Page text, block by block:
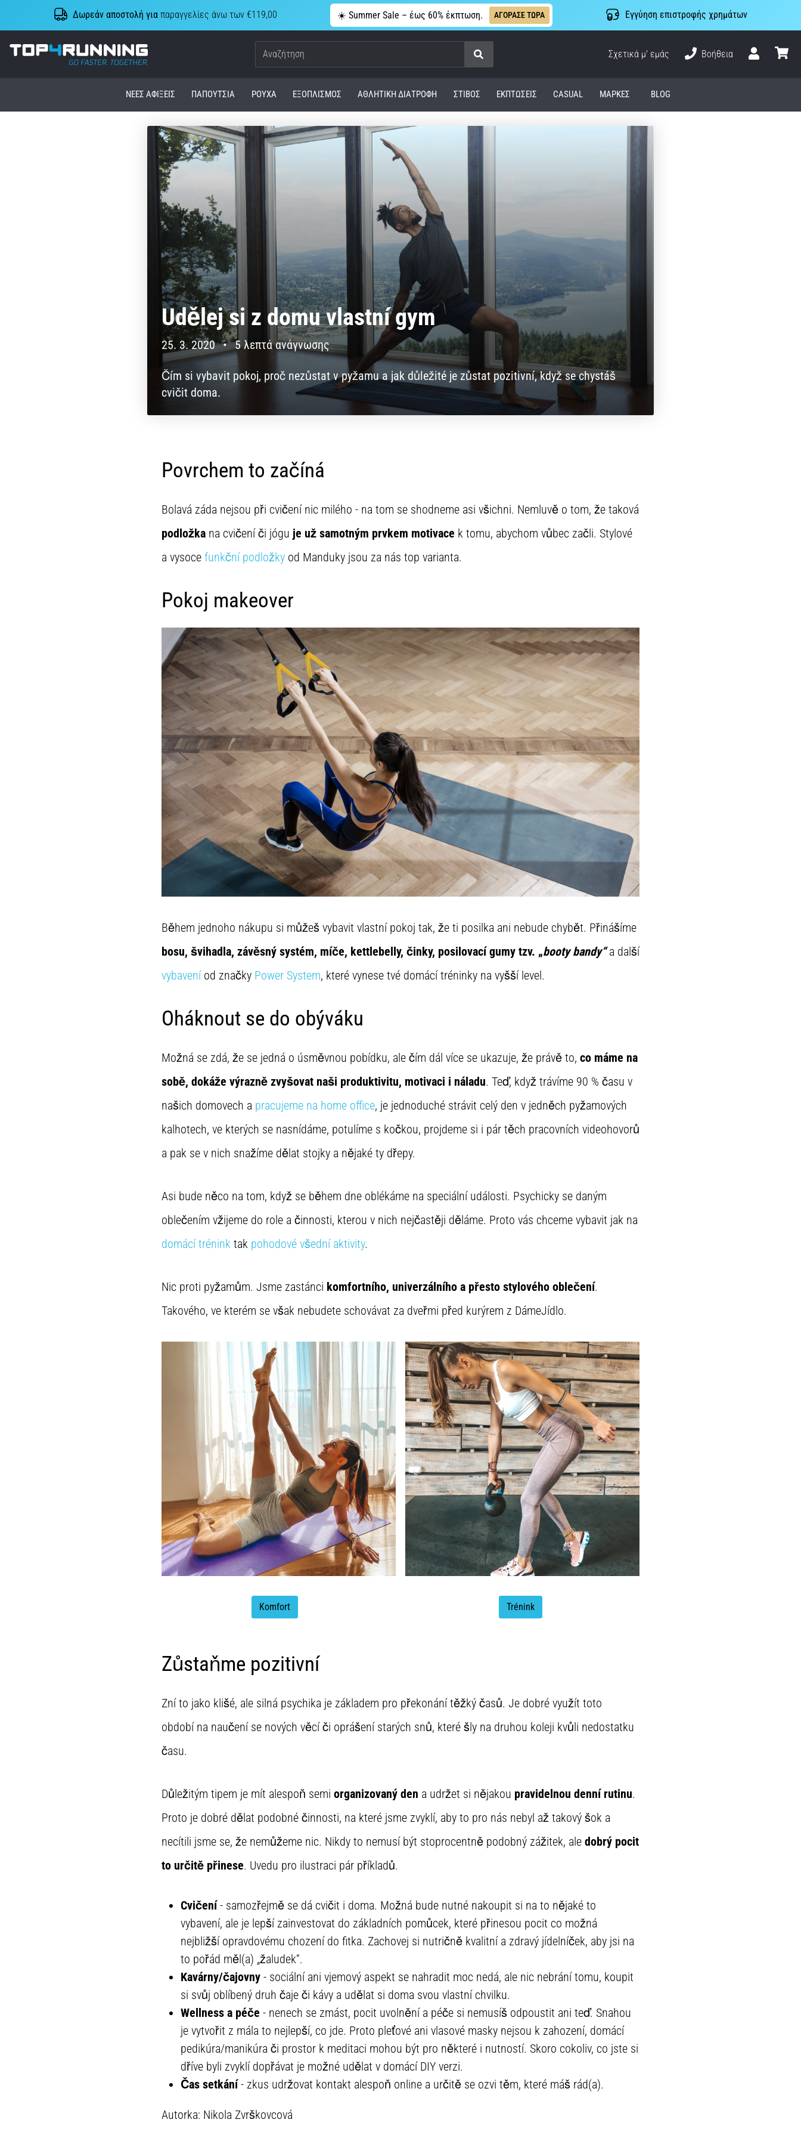
Δωρεάν αποστολή γιαπαραγγελίες άνω των €119,00 ☀️ Summer Sale – έως 60% έκπτωση. ΑΓΟΡΑΣΕ ΤΩΡΑ Εγγύηση επιστροφής χρημάτων
Top4Running.cy
Αναζήτηση
Σχετικά μ' εμάς
Βοήθεια
ΝΈΕΣ ΑΦΊΞΕΙΣ ΠΑΠΟΎΤΣΙΑ ΡΟΎΧΑ ΕΞΟΠΛΙΣΜΌΣ ΑΘΛΗΤΙΚΉ ΔΙΑΤΡΟΦΉ ΣΤΊΒΟΣ ΕΚΠΤΩΣΕΙΣ CASUAL ΜΆΡΚΕΣ BLOG
Udělej si z domu vlastní gym
25. 3. 2020 • 5 λεπτά ανάγνωσης
Čím si vybavit pokoj, proč nezůstat v pyžamu a jak důležité je zůstat pozitivní, když se chystáš
cvičit doma.
Povrchem to začíná
Bolavá záda nejsou při cvičení nic milého - na tom se shodneme asi všichni. Nemluvě o tom, že taková
podložka na cvičení či jógu je už samotným prvkem motivace k tomu, abychom vůbec začli. Stylové
a vysoce funkční podložky od Manduky jsou za nás top varianta.
Pokoj makeover
Během jednoho nákupu si můžeš vybavit vlastní pokoj tak, že ti posilka ani nebude chybět. Přinášíme
bosu, švihadla, závěsný systém, míče, kettlebelly, činky, posilovací gumy tzv. „booty bandy“ a další
vybaveníod značky Power System, které vynese tvé domácí tréninky na vyšší level.
Oháknout se do obýváku
Možná se zdá, že se jedná o úsměvnou pobídku, ale čím dál více se ukazuje, že právě to, co máme na
sobě, dokáže výrazně zvyšovat naši produktivitu, motivaci i náladu. Teď, když trávíme 90 % času v
našich domovech a pracujeme na home office, je jednoduché strávit celý den v jedněch pyžamových
kalhotech, ve kterých se nasnídáme, potulíme s kočkou, projdeme si i pár těch pracovních videohovorů
a pak se v nich snažíme dělat stojky a nějaké ty dřepy.
Asi bude něco na tom, když se během dne oblékáme na speciální události. Psychicky se daným
oblečením vžijeme do role a činnosti, kterou v nich nejčastěji děláme. Proto vás chceme vybavit jak na
domácí trénink tak pohodové všední aktivity.
Nic proti pyžamům. Jsme zastánci komfortního, univerzálního a přesto stylového oblečení.
Takového, ve kterém se však nebudete schovávat za dveřmi před kurýrem z DámeJídlo.
Komfort Trénink
Zůstaňme pozitivní
Zní to jako klišé, ale silná psychika je základem pro překonání těžký časů. Je dobré využít toto
období na naučení se nových věcí či oprášení starých snů, které šly na druhou koleji kvůli nedostatku
času.
Důležitým tipem je mít alespoň semi organizovaný den a udržet si nějakou pravidelnou denní rutinu.
Proto je dobré dělat podobné činnosti, na které jsme zvyklí, aby to pro nás nebyl až takový šok a
necítili jsme se, že nemůžeme nic. Nikdy to nemusí být stoprocentně podobný zážitek, ale dobrý pocit
to určitě přinese. Uvedu pro ilustraci pár příkladů.
Cvičení- samozřejmě se dá cvičit i doma. Možná bude nutné nakoupit si na to nějaké to
vybavení, ale je lepší zainvestovat do základních pomůcek, které přinesou pocit co možná
nejbližší opravdovému chození do fitka. Zachovej si nutričně kvalitní a zdravý jídelníček, aby jsi na
to pořád měl(a) „žaludek“.
Kavárny/čajovny - sociální ani vjemový aspekt se nahradit moc nedá, ale nic nebrání tomu, koupit
si svůj oblíbený druh čaje či kávy a udělat si doma svou vlastní chvilku.
Wellness a péče - nenech se zmást, pocit uvolnění a péče si nemusíš odpoustit ani teď. Snahou
je vytvořit z mála to nejlepší, co jde. Proto pleťové ani vlasové masky nejsou k zahození, domácí
pedikúra/manikúra či prostor k meditaci mohou být pro některé i nutností. Skoro cokoliv, co jste si
dříve byli zvyklí dopřávat je možné udělat v domácí DIY verzi.
Čas setkání- zkus udržovat kontakt alespoň online a určitě se ozvi těm, které máš rád(a).
Autorka: Nikola Zvrškovcová